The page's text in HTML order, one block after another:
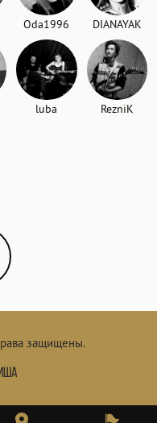
Oda1996 DIANAYAK
luba RezniK
защищены.